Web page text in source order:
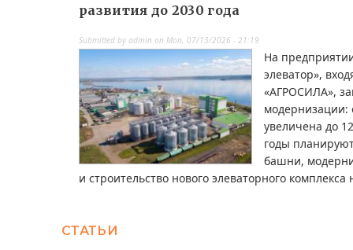
развития до 2030 года
Submitted by admin on Mon, 07/13/2026 - 21:19
На
элеватор»,
«АГРОСИЛА»,
модернизации:
увеличена до
годы
башни,
и строительство нового элеваторного
СТАТЬИ